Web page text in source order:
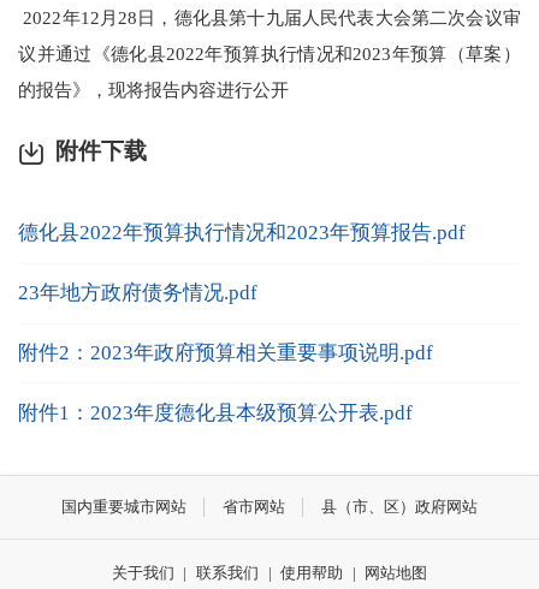
2022年12月28日，德化县第十九届人民代表大会第二次会议审
议并通过《德化县2022年预算执行情况和2023年预算（草案）
的报告》，现将报告内容进行公开
附件下载
德化县2022年预算执行情况和2023年预算报告.pdf
23年地方政府债务情况.pdf
附件2：2023年政府预算相关重要事项说明.pdf
附件1：2023年度德化县本级预算公开表.pdf
国内重要城市网站 省市网站 县（市、区）政府网站
关于我们 | 联系我们 | 使用帮助 | 网站地图